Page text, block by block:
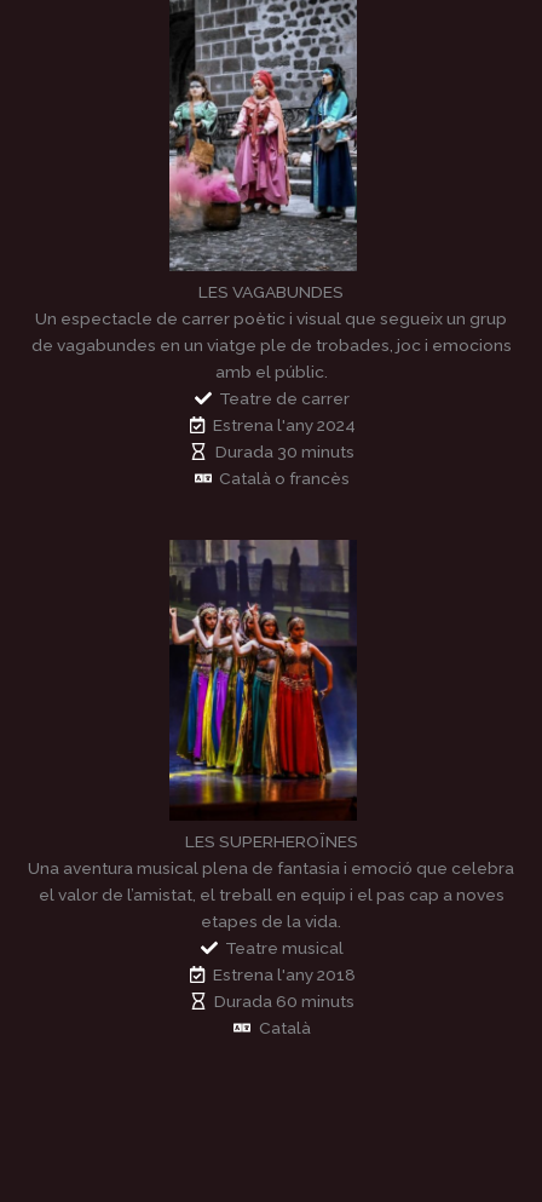
LES VAGABUNDES
Un espectacle de carrer poètic i visual que segueix un grup
de vagabundes en un viatge ple de trobades, joc i emocions
amb el públic.
Teatre de carrer
Estrena l'any 2024
Durada 30 minuts
Català o francès
LES SUPERHEROÏNES
Una aventura musical plena de fantasia i emoció que celebra
el valor de l’amistat, el treball en equip i el pas cap a noves
etapes de la vida.
Teatre musical
Estrena l'any 2018
Durada 60 minuts
Català